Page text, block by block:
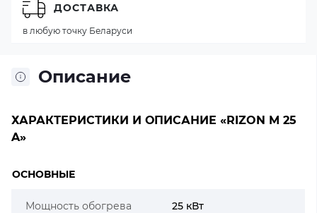
Описание
ХАРАКТЕРИСТИКИ И ОПИСАНИЕ «RIZON M 25
A»
ОСНОВНЫЕ
Мощность обогрева 25 кВт
ДОСТАВКА
в любую точку Беларуси